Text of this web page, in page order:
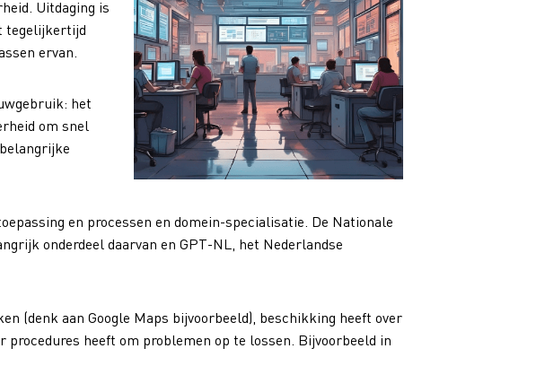
Uitdaging is
tegelijkertijd
ervan.
het
om snel
en processen en domein-specialisatie. De Nationale
onderdeel daarvan en GPT-NL, het Nederlandse
(denk aan Google Maps bijvoorbeeld), beschikking heeft over
heeft om problemen op te lossen. Bijvoorbeeld in